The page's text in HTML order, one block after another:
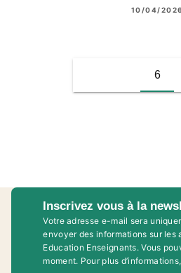
10/04/2026
6
Inscrivez vous à la
Votre adresse e-mail sera
envoyer des informations sur
Education Enseignants. Vous
moment. Pour plus d’informations,